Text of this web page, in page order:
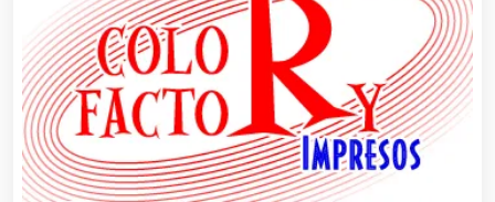
Centros de Nutrición
Centros Turísticos
Cerrajerías